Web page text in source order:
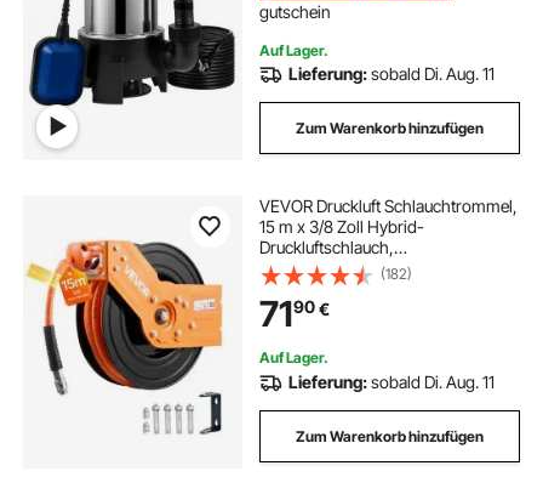
gutschein
Auf Lager.
Lieferung:sobald Di. Aug. 11
Zum Warenkorb hinzufügen
VEVOR Druckluft Schlauchtrommel,
15 m x 3/8 Zoll Hybrid-
Druckluftschlauch,
Schlauchaufroller 20 bar,
Automatische Schlauchaufwicklung
mit 1 m Zuleitung, 180°
schwenkbare
Decken-/Wandhalterung
(182)
7190€
Auf Lager.
Lieferung:sobald Di. Aug. 11
Zum Warenkorb hinzufügen